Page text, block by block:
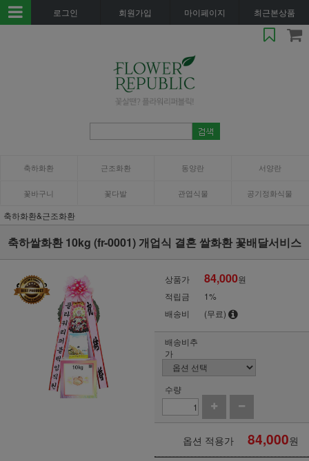
로그인 회원가입 마이페이지 최근본상품
축하화환 근조화환 동양란 서양란
꽃바구니 꽃다발 관엽식물 공기정화식물
축하화환&근조화환
축하쌀화환 10kg (fr-0001) 개업식 결혼 쌀화환 꽃배달서비스
상품가 84,000원
적립금
1%
배송비
(무료)
배송비추
가
수량
옵션 적용가 84,000원